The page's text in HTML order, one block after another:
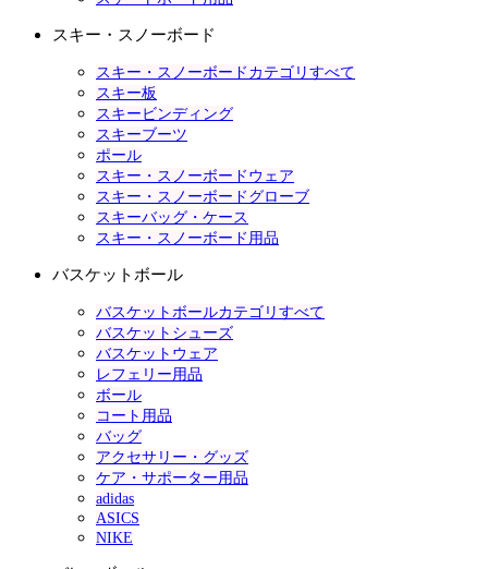
スキー・スノーボード
スキー・スノーボードカテゴリすべて
スキー板
スキービンディング
スキーブーツ
ポール
スキー・スノーボードウェア
スキー・スノーボードグローブ
スキーバッグ・ケース
スキー・スノーボード用品
バスケットボール
バスケットボールカテゴリすべて
バスケットシューズ
バスケットウェア
レフェリー用品
ボール
コート用品
バッグ
アクセサリー・グッズ
ケア・サポーター用品
adidas
ASICS
NIKE